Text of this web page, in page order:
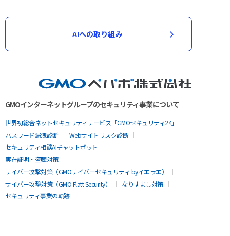
AIへの取り組み
GMOインターネットグループのセキュリティ事業について
世界初総合ネットセキュリティサービス「GMOセキュリティ24」
パスワード漏洩診断
Webサイトリスク診断
セキュリティ相談AIチャットボット
実在証明・盗聴対策
サイバー攻撃対策（GMOサイバーセキュリティ byイエラエ）
サイバー攻撃対策（GMO Flatt Security）
なりすまし対策
セキュリティ事業の軌跡